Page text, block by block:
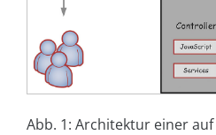
Abb. 1: Architektur einer auf